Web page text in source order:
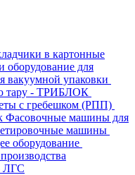
в картонные
оборудование для
вакуумной упаковки
тару - ТРИБЛОК
с гребешком (РПП)
Фасовочные машины для
машины
оборудование
ЛГС